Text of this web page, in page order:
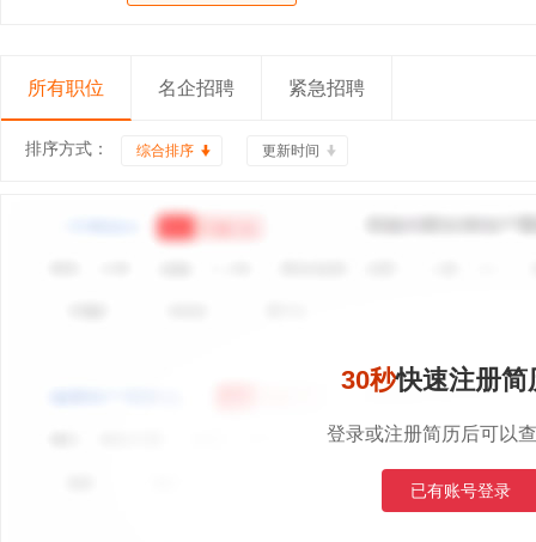
所有职位 名企招聘 紧急招聘
排序方式： 综合排序 更新时间
30秒快速注册简
登录或注册简历后可以
已有账号登录